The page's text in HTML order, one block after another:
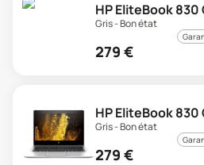
HP EliteBook 830
Gris - Bon état
279 €
HP EliteBook 830
Gris - Bon état
279 €